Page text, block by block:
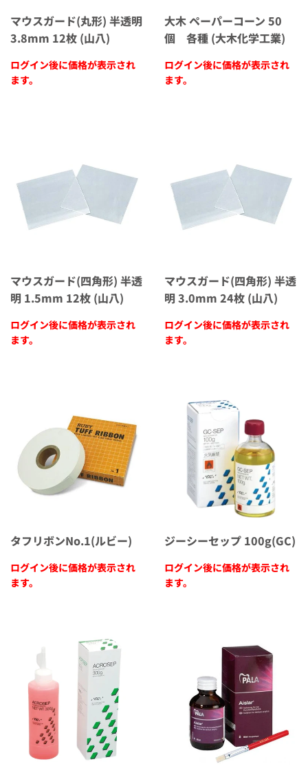
マウスガード(丸形) 半透明
3.8mm 12枚 (山八)
ログイン後に価格が表示され
ます。
大木 ペーパーコーン 50
個 各種 (大木化学工業)
ログイン後に価格が表示され
ます。
マウスガード(四角形) 半透
明 1.5mm 12枚 (山八)
ログイン後に価格が表示され
ます。
マウスガード(四角形) 半透
明 3.0mm 24枚 (山八)
ログイン後に価格が表示され
ます。
タフリボンNo.1(ルビー)
ログイン後に価格が表示され
ます。
ジーシーセップ 100g(GC)
ログイン後に価格が表示され
ます。